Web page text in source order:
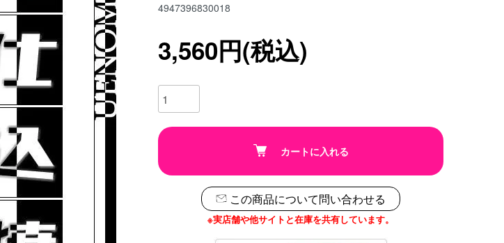
4947396830018
3,560円(税込)
カートに入れる
この商品について問い合わせる
※実店舗や他サイトと在庫を共有しています。